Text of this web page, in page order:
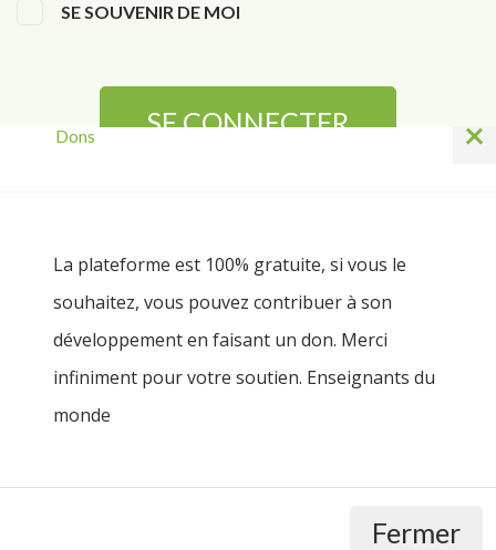
SE SOUVENIR DE MOI
SE CONNECTER
Pas encore inscrit ?
Dons ×
La plateforme est 100% gratuite, si vous le
souhaitez, vous pouvez contribuer à son
développement en faisant un don. Merci
infiniment pour votre soutien. Enseignants du
monde
Fermer